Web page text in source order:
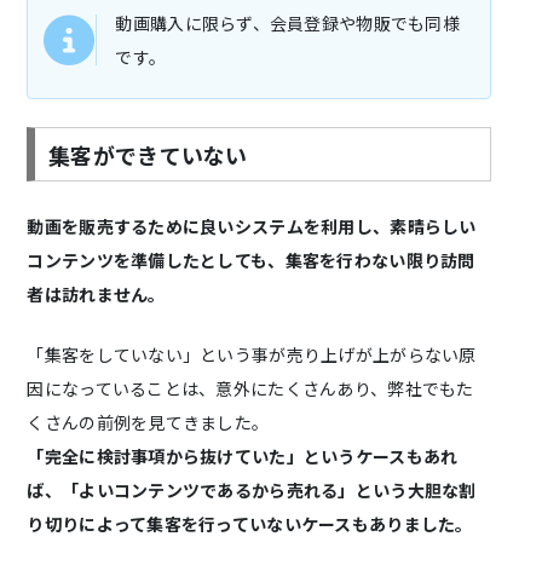
動画購入に限らず、会員登録や物販でも同様
です。
集客ができていない
動画を販売するために良いシステムを利用し、素晴らしい
コンテンツを準備したとしても、集客を行わない限り訪問
者は訪れません。
「集客をしていない」という事が売り上げが上がらない原
因になっていることは、意外にたくさんあり、弊社でもた
くさんの前例を見てきました。
「完全に検討事項から抜けていた」というケースもあれ
ば、「よいコンテンツであるから売れる」という大胆な割
り切りによって集客を行っていないケースもありました。